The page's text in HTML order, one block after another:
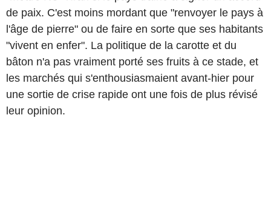
de paix. C'est moins mordant que "renvoyer le pays à
l'âge de pierre" ou de faire en sorte que ses habitants
"vivent en enfer". La politique de la carotte et du
bâton n'a pas vraiment porté ses fruits à ce stade, et
les marchés qui s'enthousiasmaient avant-hier pour
une sortie de crise rapide ont une fois de plus révisé
leur opinion.